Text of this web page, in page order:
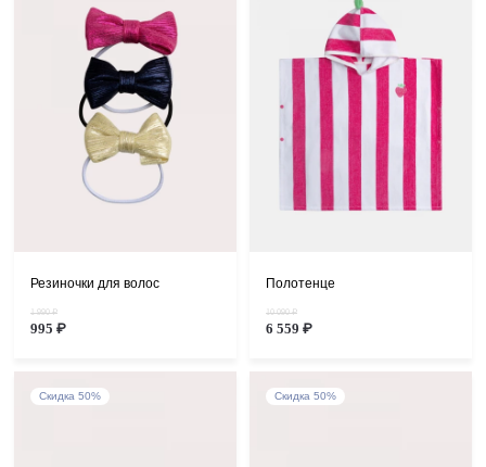
Резиночки для волос
1 990 ₽
995 ₽
Полотенце
10 090 ₽
6 559 ₽
Скидка 50% Скидка 50%